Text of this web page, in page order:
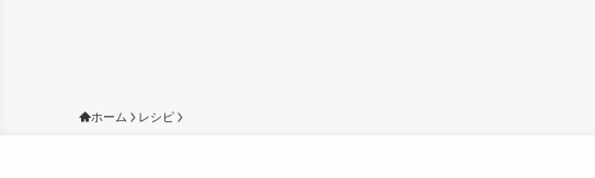
ホーム レシピ